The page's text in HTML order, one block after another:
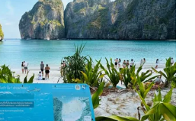
小獵犬號遠航，在巴塔哥尼亞採
之後由英國鳥類學家古爾德
名。這種巨隼帶著黑白分明的漂
垃圾場和農耕地，和其他幾種巨
禽的威嚴形象形成反差。